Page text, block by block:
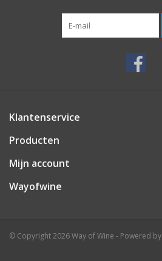
Klantenservice
Producten
Mijn account
Wayofwine
© Copyright 2026 Way of Wine - Powered by